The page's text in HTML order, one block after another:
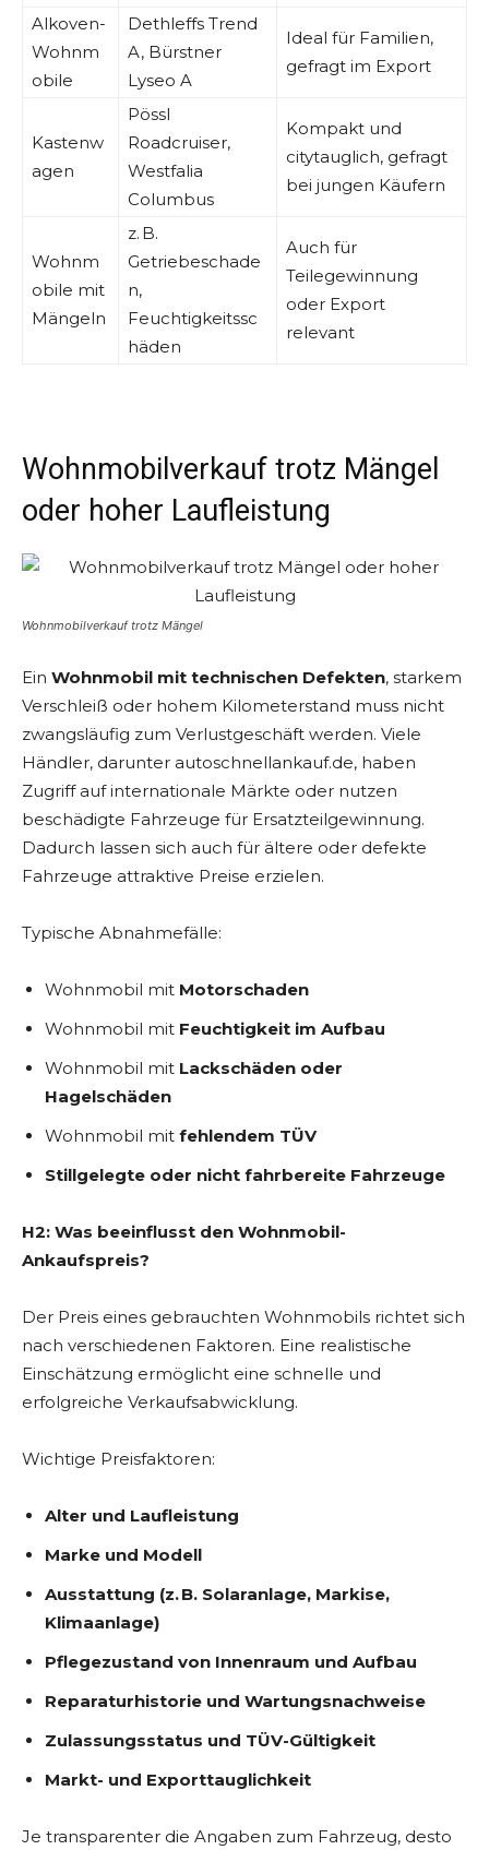
Alkoven-
Wohnm
obile
Dethleffs Trend
A, Bürstner
Lyseo A
Ideal für Familien,
gefragt im Export
Kastenw
agen
Pössl
Roadcruiser,
Westfalia
Columbus
Kompakt und
citytauglich, gefragt
bei jungen Käufern
Wohnm
obile mit
Mängeln
z. B.
Getriebeschade
n,
Feuchtigkeitssc
häden
Auch für
Teilegewinnung
oder Export
relevant
Wohnmobilverkauf trotz Mängel
oder hoher Laufleistung
Wohnmobilverkauf trotz Mängel
Ein Wohnmobil mit technischen Defekten, starkem
Verschleiß oder hohem Kilometerstand muss nicht
zwangsläufig zum Verlustgeschäft werden. Viele
Händler, darunter autoschnellankauf.de, haben
Zugriff auf internationale Märkte oder nutzen
beschädigte Fahrzeuge für Ersatzteilgewinnung.
Dadurch lassen sich auch für ältere oder defekte
Fahrzeuge attraktive Preise erzielen.
Typische Abnahmefälle:
Wohnmobil mit Motorschaden
Wohnmobil mit Feuchtigkeit im Aufbau
Wohnmobil mit Lackschäden oder
Hagelschäden
Wohnmobil mit fehlendem TÜV
Stillgelegte oder nicht fahrbereite Fahrzeuge
H2: Was beeinflusst den Wohnmobil-
Ankaufspreis?
Der Preis eines gebrauchten Wohnmobils richtet sich
nach verschiedenen Faktoren. Eine realistische
Einschätzung ermöglicht eine schnelle und
erfolgreiche Verkaufsabwicklung.
Wichtige Preisfaktoren:
Alter und Laufleistung
Marke und Modell
Ausstattung (z. B. Solaranlage, Markise,
Klimaanlage)
Pflegezustand von Innenraum und Aufbau
Reparaturhistorie und Wartungsnachweise
Zulassungsstatus und TÜV-Gültigkeit
Markt- und Exporttauglichkeit
Je transparenter die Angaben zum Fahrzeug, desto